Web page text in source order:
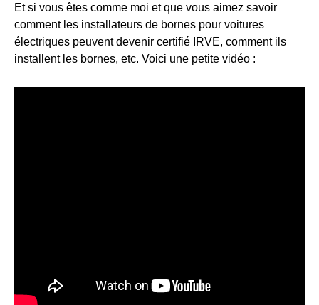
Et si vous êtes comme moi et que vous aimez savoir
comment les installateurs de bornes pour voitures
électriques peuvent devenir certifié IRVE, comment ils
installent les bornes, etc. Voici une petite vidéo :